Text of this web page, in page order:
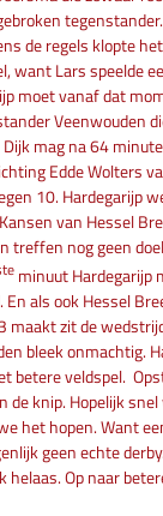
de regels klopte
want Lars speelde
moet vanaf dat
Veenwouden
mag na 64
Edde Wolters
10. Hardegarijp
van Hessel
treffen nog geen
minuut Hardegarijp
En als ook Hessel
maakt zit de
bleek onmachtig.
betere veldspel.
de knip. Hopelijk
het hopen. Want
geen echte
helaas. Op naar